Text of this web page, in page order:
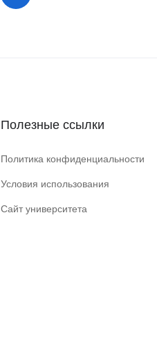
Полезные ссылки
Политика конфиденциальности
Условия использования
Сайт университета